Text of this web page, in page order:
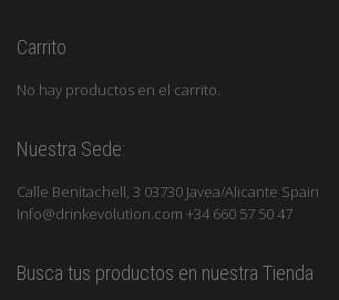
Carrito
No hay productos en el carrito.
Nuestra Sede:
Calle Benitachell, 3 03730 Javea/Alicante Spain
Info@drinkevolution.com +34 660 57 50 47
Busca tus productos en nuestra Tienda